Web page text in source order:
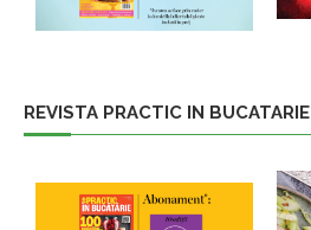
REVISTA PRACTIC IN BUCATARIE